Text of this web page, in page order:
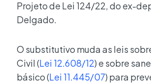
Projeto de Lei 124/22, do ex-
Delgado.
O substitutivo muda as leis
Civil (Lei 12.608/12) e sobre
básico (Lei 11.445/07) para